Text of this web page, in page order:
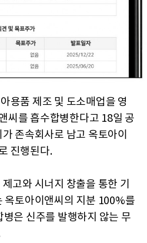
용품 제조 및 도소매업을 영
씨를 흡수합병한다고 18일 공
존속회사로 남고 옥토아이
진행된다.
고와 시너지 창출을 통한 기
옥토아이앤씨의 지분 100%를
은 신주를 발행하지 않는 무